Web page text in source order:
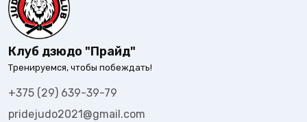
Клуб дзюдо "Прайд"
Тренируемся, чтобы побеждать!
+375 (29) 639-39-79
pridejudo2021@gmail.com